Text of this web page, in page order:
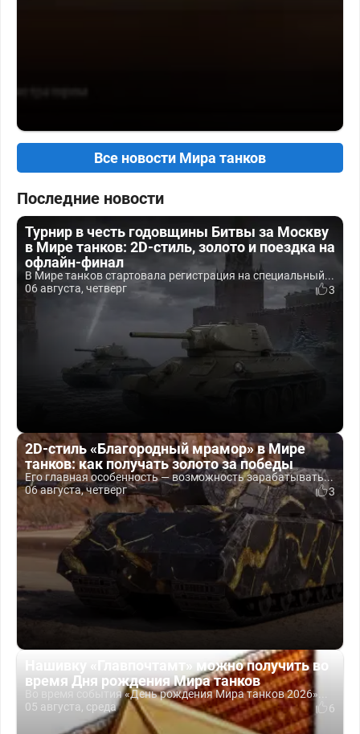
Все новости Мира танков
Последние новости
Турнир в честь годовщины Битвы за Москву
в Мире танков: 2D-стиль, золото и поездка на
офлайн-финал
В Мире танков стартовала регистрация на специальный...
06 августа, четверг
3
2D-стиль «Благородный мрамор» в Мире
танков: как получать золото за победы
Его главная особенность — возможность зарабатывать...
06 августа, четверг
3
Нашивку «Главпочтамт» можно получить во
время Дня рождения Мира танков
Во время события «День рождения Мира танков 2026»...
05 августа, среда
6